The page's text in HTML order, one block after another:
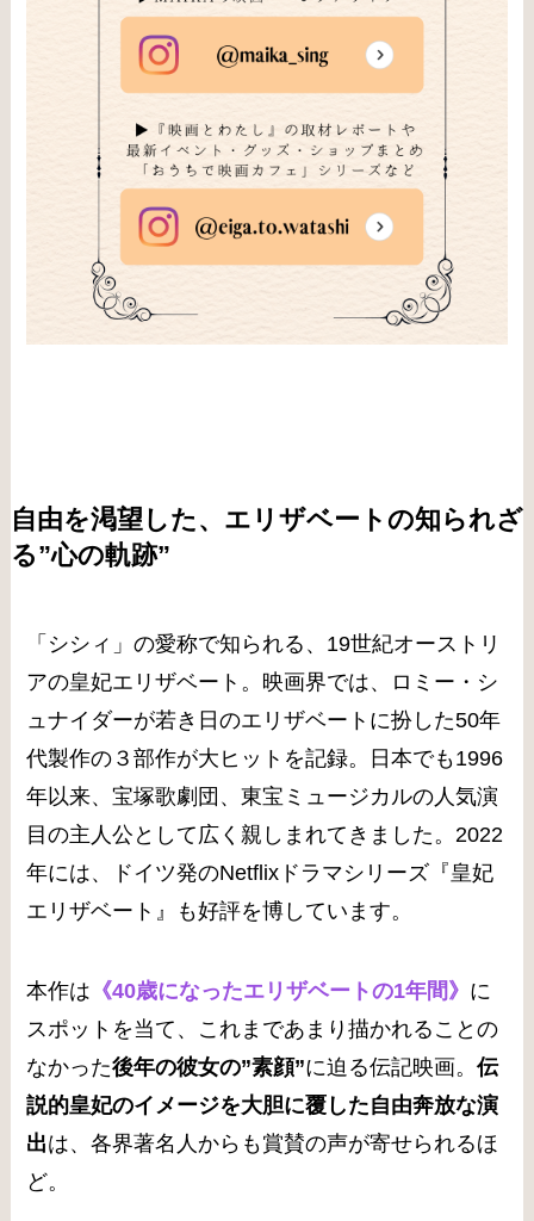
自由を渇望した、エリザベートの知られざ
る”心の軌跡”
「シシィ」の愛称で知られる、19世紀オーストリ
アの皇妃エリザベート。映画界では、ロミー・シ
ュナイダーが若き日のエリザベートに扮した50年
代製作の３部作が大ヒットを記録。日本でも1996
年以来、宝塚歌劇団、東宝ミュージカルの人気演
目の主人公として広く親しまれてきました。2022
年には、ドイツ発のNetflixドラマシリーズ『皇妃
エリザベート』も好評を博しています。
本作は 《40歳になったエリザベートの1年間》 に
スポットを当て、これまであまり描かれることの
なかった後年の彼女の”素顔”に迫る伝記映画。伝
説的皇妃のイメージを大胆に覆した自由奔放な演
出は、各界著名人からも賞賛の声が寄せられるほ
ど。